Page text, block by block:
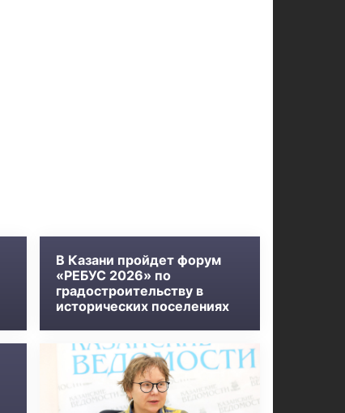
В Казани пройдет форум
«РЕБУС 2026» по
градостроительству в
исторических поселениях